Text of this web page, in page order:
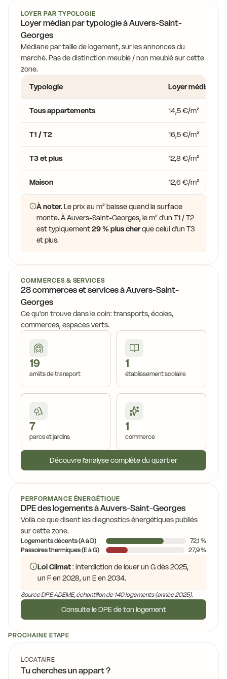
LOYER PAR TYPOLOGIE
Loyer médian par typologie à Auvers-Saint-
Georges
Médiane par taille de logement, sur les annonces du
marché. Pas de distinction meublé / non meublé sur cette
zone.
Typologie
Loyer médian
Tous appartements 14,5 €/m²
T1 / T2 16,5 €/m²
T3 et plus 12,8 €/m²
Maison 12,6 €/m²
À noter.Le prix au m² baisse quand la surface
monte. À Auvers-Saint-Georges, le m² d'un T1 / T2
est typiquement29 % plus cherque celui d'un T3
et plus.
COMMERCES & SERVICES
28 commerces et services à Auvers-Saint-
Georges
Ce qu'on trouve dans le coin: transports, écoles,
commerces, espaces verts.
19
arrêts de transport
1
établissement scolaire
7
parcs et jardins
1
commerce
Découvre l'analyse complète du quartier
PERFORMANCE ÉNERGÉTIQUE
DPE des logements à Auvers-Saint-Georges
Voilà ce que disent les diagnostics énergétiques publiés
sur cette zone.
Logements décents (A à D)
72,1 %
Passoires thermiques (E à G)
27,9 %
Loi Climat: interdiction de louer un G dès 2025,
un F en 2028, un E en 2034.
Source DPE ADEME, échantillon de 140 logements (année 2025).
Consulte le DPE de ton logement
PROCHAINE ÉTAPE
LOCATAIRE
Tu cherches un appart ?